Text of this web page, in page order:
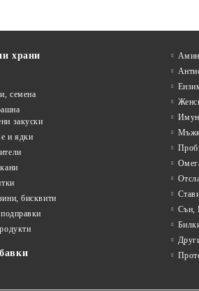
храни
семена
закуски
и ядки
бисквити
Сън,